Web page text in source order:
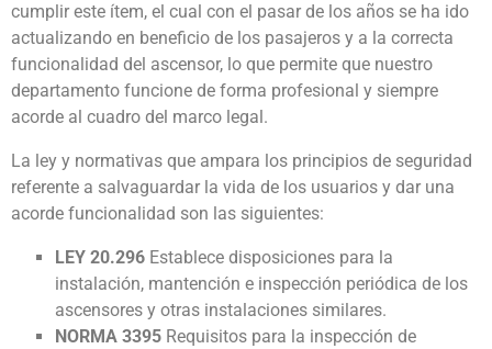
cumplir este ítem, el cual con el pasar de los años se ha ido
actualizando en beneficio de los pasajeros y a la correcta
funcionalidad del ascensor, lo que permite que nuestro
departamento funcione de forma profesional y siempre
acorde al cuadro del marco legal.
La ley y normativas que ampara los principios de seguridad
referente a salvaguardar la vida de los usuarios y dar una
acorde funcionalidad son las siguientes:
LEY 20.296 Establece disposiciones para la
instalación, mantención e inspección periódica de los
ascensores y otras instalaciones similares.
NORMA 3395 Requisitos para la inspección de